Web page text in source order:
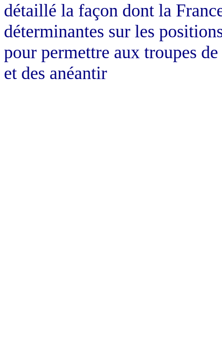
détaillé la façon dont la
déterminantes sur les
pour permettre aux troupes
et des anéantir